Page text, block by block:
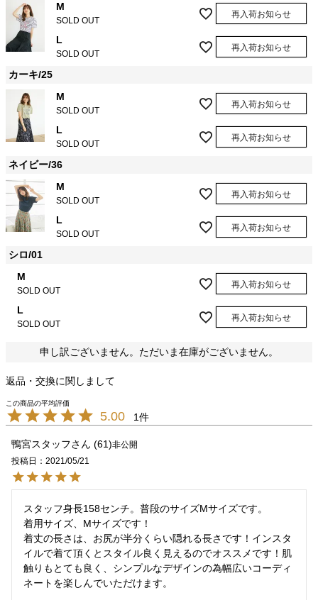
M
SOLD OUT
再入荷お知らせ
L
SOLD OUT
再入荷お知らせ
カーキ/25
M
SOLD OUT
再入荷お知らせ
L
SOLD OUT
再入荷お知らせ
ネイビー/36
M
SOLD OUT
再入荷お知らせ
L
SOLD OUT
再入荷お知らせ
シロ/01
M
SOLD OUT
再入荷お知らせ
L
SOLD OUT
再入荷お知らせ
申し訳ございません。ただいま在庫がございません。
返品・交換に関しまして
5.00 1
鴨宮スタッフ 61 非公開
投稿日
2021/05/21
スタッフ身長158センチ。普段のサイズMサイズです。
着用サイズ、Mサイズです！
着丈の長さは、お尻が半分くらい隠れる長さです！インスタ
イルで着て頂くとスタイル良く見えるのでオススメです！肌
触りもとても良く、シンプルなデザインの為幅広いコーディ
ネートを楽しんでいただけます。